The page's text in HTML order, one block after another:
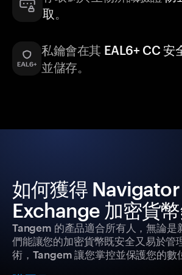
取 。
私鑰會在其 EAL6+ CC 安
並儲存。
如何獲得 Navigator
Exchange 加密貨幣
Tangem 的產品適合所有人，無論是
們能讓您的加密貨幣既安全又易於管
術，Tangem 讓您掌控並保護您的數